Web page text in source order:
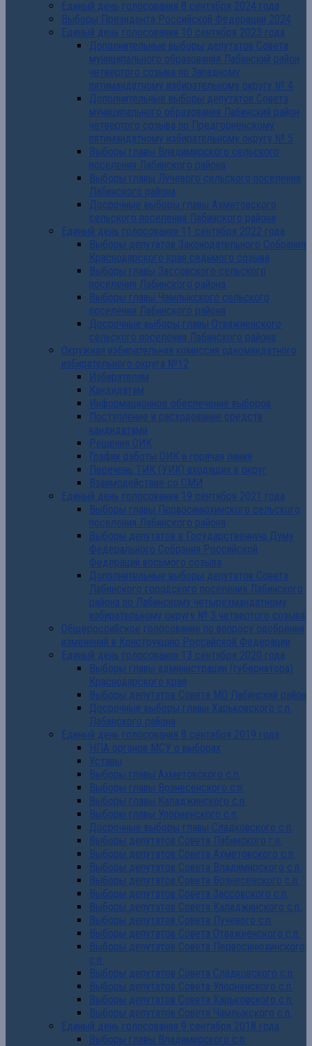
Единый день голосования 8 сентября 2024 года
Выборы Президента Российской Федерации 2024
Единый день голосования 10 сентября 2023 года
Дополнительные выборы депутатов Совета
муниципального образования Лабинский район
четвертого созыва по Западному
пятимандатному избирательному округу № 4
Дополнительные выборы депутатов Совета
муниципального образования Лабинский район
четвертого созыва по Предгорненскому
пятимандатному избирательному округу № 5
Выборы главы Владимирского сельского
поселения Лабинского района
Выборы главы Лучевого сельского поселения
Лабинского района
Досрочные выборы главы Ахметовского
сельского поселения Лабинского района
Единый день голосования 11 сентября 2022 года
Выборы депутатов Законодательного Собрания
Краснодарского края седьмого созыва
Выборы главы Зассовского сельского
поселения Лабинского района
Выборы главы Чамлыкского сельского
поселения Лабинского района
Досрочные выборы главы Отважненского
сельского поселения Лабинского района
Окружная избирательная комиссия одномандатного
избирательного округа №12
Избирателям
Кандидатам
Информационное обеспечение выборов
Поступление и расходование средств
кандидатами
Решения ОИК
График работы ОИК и горячая линия
Перечень ТИК (УИК) входящих в округ
Взаимодействие со СМИ
Единый день голосования 19 сентября 2021 года
Выборы главы Первосинюхинского сельского
поселения Лабинского района
Выборы депутатов в Государственную Думу
Федерального Собрания Российской
Федерации восьмого созыва
Дополнительные выборы депутатов Совета
Лабинского городского поселения Лабинского
района по Лабинскому четырехмандатному
избирательному округу № 3 четвертого созыва
Общероссийское голосование по вопросу одобрения
изменений в Конструкцию Российской Федерации
Единый день голосования 13 сентября 2020 года
Выборы главы администрации (губернатора)
Краснодарского края
Выборы депутатов Совета МО Лабинский район
Досрочные выборы главы Харьковского с.п.
Лабинского района
Единый день голосования 8 сентября 2019 года
НПА органов МСУ о выборах
Уставы
Выборы главы Ахметовского с.п.
Выборы главы Вознесенского с.п.
Выборы главы Каладжинского с.п.
Выборы главы Упорненского с.п.
Досрочные выборы главы Сладковского с.п.
Выборы депутатов Совета Лабинского г.п.
Выборы депутатов Совета Ахметовского с.п.
Выборы депутатов Совета Владимирского с.п.
Выборы депутатов Совета Вознесенского с.п.
Выборы депутатов Совета Зассовского с.п.
Выборы депутатов Совета Каладжинского с.п.
Выборы депутатов Совета Лучевого с.п.
Выборы депутатов Совета Отважненского с.п.
Выборы депутатов Совета Первосинюхинского
с.п.
Выборы депутатов Совета Сладковского с.п.
Выборы депутатов Совета Упорненского с.п.
Выборы депутатов Совета Харьковского с.п.
Выборы депутатов Совета Чамлыкского с.п.
Единый день голосования 9 сентября 2018 года
Выборы главы Владимирского с.п.